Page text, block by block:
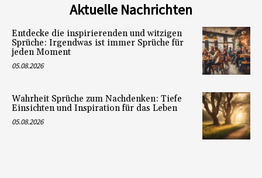
Aktuelle Nachrichten
Entdecke die inspirierenden und witzigen
Sprüche: Irgendwas ist immer Sprüche für
jeden Moment
05.08.2026
Wahrheit Sprüche zum Nachdenken: Tiefe
Einsichten und Inspiration für das Leben
05.08.2026